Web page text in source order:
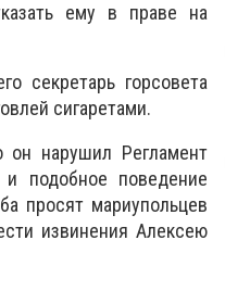
ему в праве на
секретарь горсовета
сигаретами.
он нарушил Регламент
подобное поведение
просят мариупольцев
извинения Алексею